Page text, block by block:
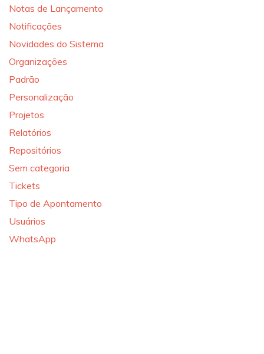
Notas de Lançamento
Notificações
Novidades do Sistema
Organizações
Padrão
Personalização
Projetos
Relatórios
Repositórios
Sem categoria
Tickets
Tipo de Apontamento
Usuários
WhatsApp